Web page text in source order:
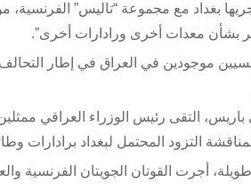
بغداد مع مجموعة “تاليس” الفرنسية،
موجودين في العراق في إطار التحالف
باريس، التقى رئيس الوزراء العراقي
لمناقشة التزود المحتمل لبغداد
أجرت القوتان الجويتان الفرنسية